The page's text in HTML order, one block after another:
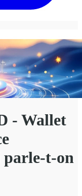
- Wallet
parle-t-on